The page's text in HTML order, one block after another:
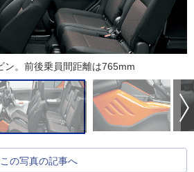
ン。前後乗員間距離は765mm
この写真の記事へ